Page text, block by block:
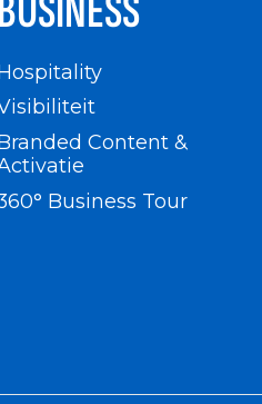
Content &
Business Tour